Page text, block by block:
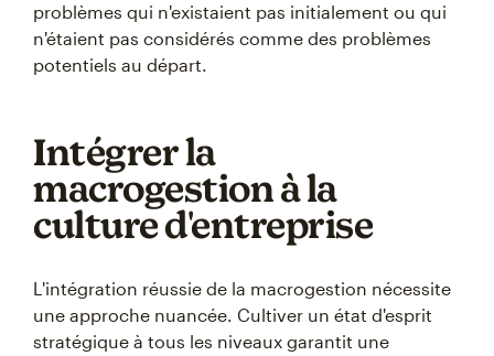
problèmes qui n'existaient pas initialement ou qui
n'étaient pas considérés comme des problèmes
potentiels au départ.
Intégrer la
macrogestion à la
culture d'entreprise
L'intégration réussie de la macrogestion nécessite
une approche nuancée. Cultiver un état d'esprit
stratégique à tous les niveaux garantit une